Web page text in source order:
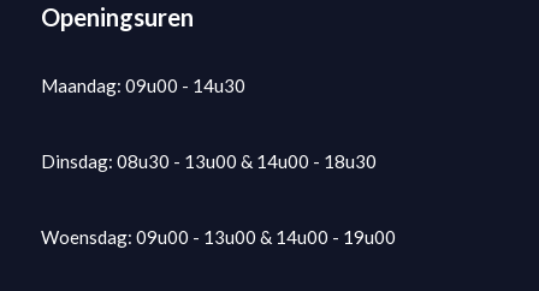
Openingsuren
Maandag: 09u00 - 14u30
Dinsdag: 08u30 - 13u00 & 14u00 - 18u30
Woensdag: 09u00 - 13u00 & 14u00 - 19u00